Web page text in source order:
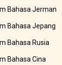
Bahasa Jerman
Bahasa Jepang
Bahasa Rusia
Bahasa Cina